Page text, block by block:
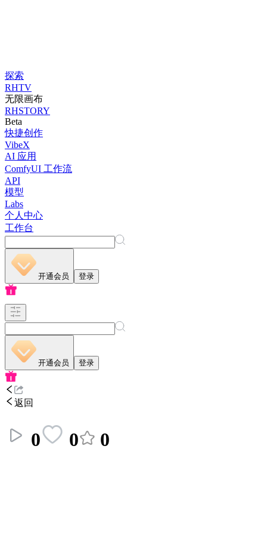
探索
RHTV
无限画布
RHSTORY
Beta
快捷创作
VibeX
AI 应用
ComfyUI 工作流
API
模型
Labs
个人中心
工作台
开通会员 登录
开通会员 登录
返回
0 0 0